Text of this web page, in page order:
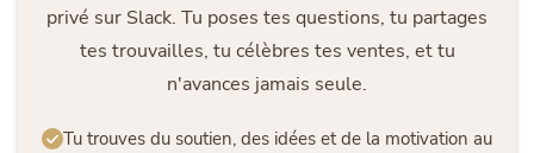
privé sur Slack. Tu poses tes questions, tu partages
tes trouvailles, tu célèbres tes ventes, et tu
n'avances jamais seule.
Tu trouves du soutien, des idées et de la motivation au